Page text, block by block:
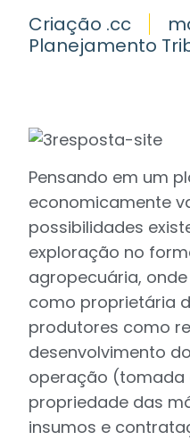
Criação .cc
Planejamento
Pensando em um
economicamente
possibilidades
exploração no
agropecuária,
como proprietária
produtores como
desenvolvimento
operação (tomada
propriedade das
insumos e